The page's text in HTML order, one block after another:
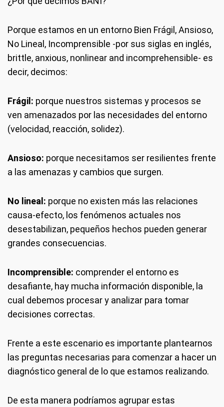
Porque estamos en un entorno Bien Frágil, Ansioso,
No Lineal, Incomprensible -por sus siglas en inglés,
brittle, anxious, nonlinear and incomprehensible- es
decir, decimos:
Frágil: porque nuestros sistemas y procesos se
ven amenazados por las necesidades del entorno
(velocidad, reacción, solidez).
Ansioso: porque necesitamos ser resilientes frente
a las amenazas y cambios que surgen.
No lineal: porque no existen más las relaciones
causa-efecto, los fenómenos actuales nos
desestabilizan, pequeños hechos pueden generar
grandes consecuencias.
Incomprensible: comprender el entorno es
desafiante, hay mucha información disponible, la
cual debemos procesar y analizar para tomar
decisiones correctas.
Frente a este escenario es importante plantearnos
las preguntas necesarias para comenzar a hacer un
diagnóstico general de lo que estamos realizando.
De esta manera podríamos agrupar estas